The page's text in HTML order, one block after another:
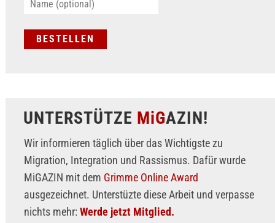
UNTERSTÜTZE MiGAZIN!
Wir informieren täglich über das Wichtigste zu
Migration, Integration und Rassismus. Dafür wurde
MiGAZIN mit dem Grimme Online Award
ausgezeichnet. Unterstüzte diese Arbeit und verpasse
nichts mehr: Werde jetzt Mitglied.